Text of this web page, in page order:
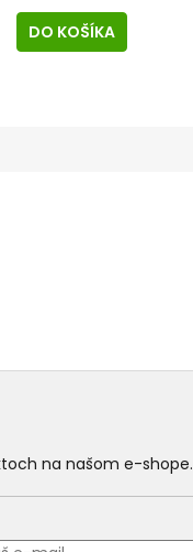
DO KOŠÍKA
na našom e-shope.